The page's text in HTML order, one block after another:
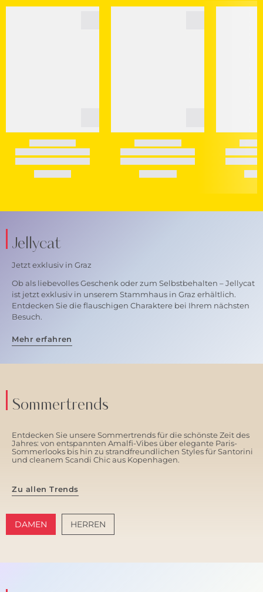
Jellycat
Jetzt exklusiv in Graz
Ob als liebevolles Geschenk oder zum Selbstbehalten – Jellycat
ist jetzt exklusiv in unserem Stammhaus in Graz erhältlich.
Entdecken Sie die flauschigen Charaktere bei Ihrem nächsten
Besuch.
Mehr erfahren
Sommertrends
Entdecken Sie unsere Sommertrends für die schönste Zeit des
Jahres: von entspannten Amalfi-Vibes über elegante Paris-
Sommerlooks bis hin zu strandfreundlichen Styles für Santorini
und cleanem Scandi Chic aus Kopenhagen.
Zu allen Trends
DAMEN HERREN